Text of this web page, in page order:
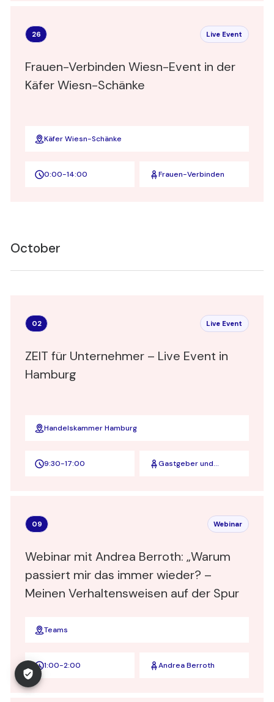
26 Live Event
Frauen-Verbinden Wiesn-Event in der
Käfer Wiesn-Schänke
Käfer Wiesn-Schänke
0:00-14:00 Frauen-Verbinden
October
02 Live Event
ZEIT für Unternehmer – Live Event in
Hamburg
Handelskammer Hamburg
9:30-17:00
Gastgeber und
09 Webinar
Webinar mit Andrea Berroth: „Warum
passiert mir das immer wieder? –
Meinen Verhaltensweisen auf der Spur
Teams
1:00-2:00 Andrea Berroth